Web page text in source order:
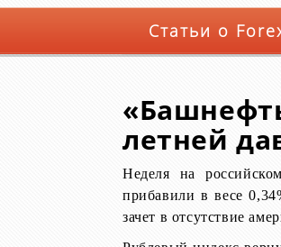
Статьи о
летней
Неделя на
прибавили в весе
зачет в отсутствие